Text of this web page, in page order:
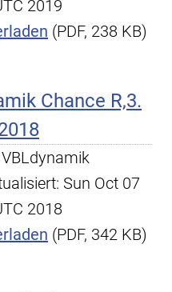
2019
(PDF, 238 KB)
Chance R,3.
Sun Oct 07
2018
(PDF, 342 KB)